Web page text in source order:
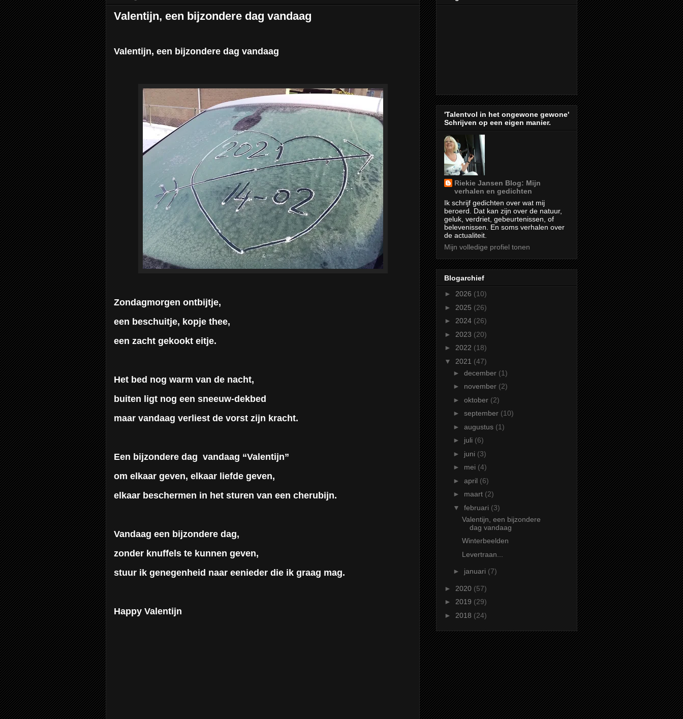
Valentijn, een bijzondere dag vandaag
Valentijn, een bijzondere dag vandaag
Zondagmorgen ontbijtje,
een beschuitje, kopje thee,
een zacht gekookt eitje.
Het bed nog warm van de nacht,
buiten ligt nog een sneeuw-dekbed
maar vandaag verliest de vorst zijn kracht.
Een bijzondere dag vandaag “Valentijn”
om elkaar geven, elkaar liefde geven,
elkaar beschermen in het sturen van een cherubijn.
Vandaag een bijzondere dag,
zonder knuffels te kunnen geven,
stuur ik genegenheid naar eenieder die ik graag mag.
Happy Valentijn
'Talentvol in het ongewone gewone'
Schrijven op een eigen manier.
Riekie Jansen Blog: Mijn
verhalen en gedichten
Ik schrijf gedichten over wat mij
beroerd. Dat kan zijn over de natuur,
geluk, verdriet, gebeurtenissen, of
belevenissen. En soms verhalen over
de actualiteit.
Mijn volledige profiel tonen
Blogarchief
► 2026 (10)
► 2025 (26)
► 2024 (26)
► 2023 (20)
► 2022 (18)
▼ 2021 (47)
► december (1)
► november (2)
► oktober (2)
► september (10)
► augustus (1)
► juli (6)
► juni (3)
► mei (4)
► april (6)
► maart (2)
▼ februari (3)
Valentijn, een bijzondere
dag vandaag
Winterbeelden
Levertraan...
► januari (7)
► 2020 (57)
► 2019 (29)
► 2018 (24)